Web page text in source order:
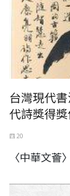
台灣現代
代詩獎得獎
四 20
〈中華文薈